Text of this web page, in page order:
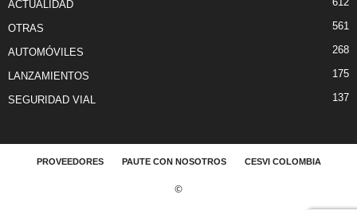
ACTUALIDAD
OTRAS 561
AUTOMÓVILES 268
LANZAMIENTOS 175
SEGURIDAD VIAL 137
PROVEEDORES PAUTE CON NOSOTROS CESVI COLOMBIA
©